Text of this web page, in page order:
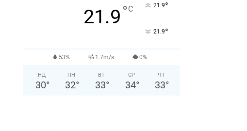
21.9 °C 21.9°
21.9°
53% 1.7m/s 0%
НД
30°
ПН
32°
ВТ
33°
СР
34°
ЧТ
33°